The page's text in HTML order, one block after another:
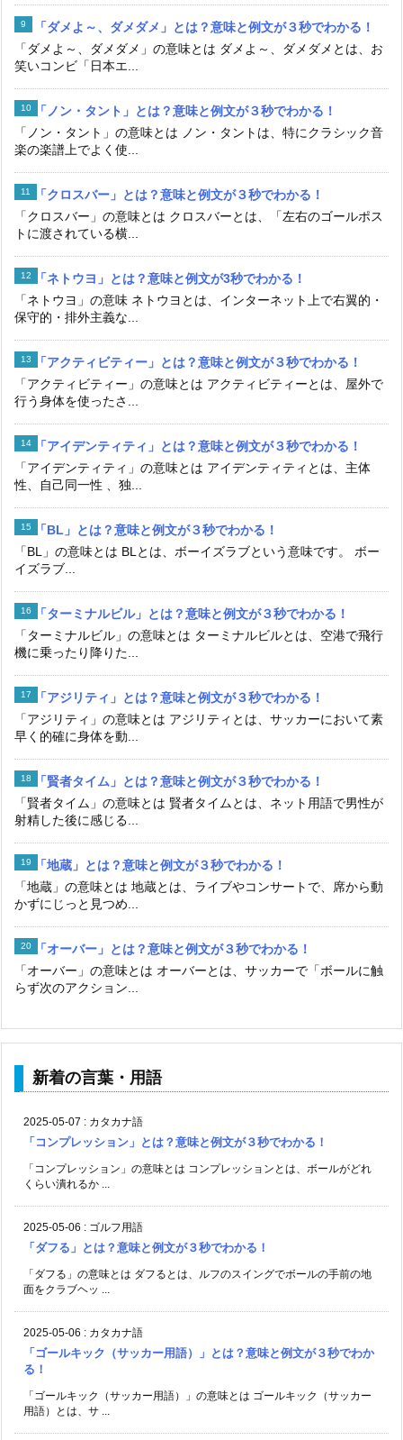
「ダメよ～、ダメダメ」とは？意味と例文が３秒でわかる！
「ダメよ～、ダメダメ」の意味とは ダメよ～、ダメダメとは、お
笑いコンビ「日本エ...
「ノン・タント」とは？意味と例文が３秒でわかる！
「ノン・タント」の意味とは ノン・タントは、特にクラシック音
楽の楽譜上でよく使...
「クロスバー」とは？意味と例文が３秒でわかる！
「クロスバー」の意味とは クロスバーとは、「左右のゴールポス
トに渡されている横...
「ネトウヨ」とは？意味と例文が3秒でわかる！
「ネトウヨ」の意味 ネトウヨとは、インターネット上で右翼的・
保守的・排外主義な...
「アクティビティー」とは？意味と例文が３秒でわかる！
「アクティビティー」の意味とは アクティビティーとは、屋外で
行う身体を使ったさ...
「アイデンティティ」とは？意味と例文が３秒でわかる！
「アイデンティティ」の意味とは アイデンティティとは、主体
性、自己同一性 、独...
「BL」とは？意味と例文が３秒でわかる！
「BL」の意味とは BLとは、ボーイズラブという意味です。 ボー
イズラブ...
「ターミナルビル」とは？意味と例文が３秒でわかる！
「ターミナルビル」の意味とは ターミナルビルとは、空港で飛行
機に乗ったり降りた...
「アジリティ」とは？意味と例文が３秒でわかる！
「アジリティ」の意味とは アジリティとは、サッカーにおいて素
早く的確に身体を動...
「賢者タイム」とは？意味と例文が３秒でわかる！
「賢者タイム」の意味とは 賢者タイムとは、ネット用語で男性が
射精した後に感じる...
「地蔵」とは？意味と例文が３秒でわかる！
「地蔵」の意味とは 地蔵とは、ライブやコンサートで、席から動
かずにじっと見つめ...
「オーバー」とは？意味と例文が３秒でわかる！
「オーバー」の意味とは オーバーとは、サッカーで「ボールに触
らず次のアクション...
新着の言葉・用語
2025-05-07 : カタカナ語
「コンプレッション」とは？意味と例文が３秒でわかる！
「コンプレッション」の意味とは コンプレッションとは、ボールがどれ
くらい潰れるか ...
2025-05-06 : ゴルフ用語
「ダフる」とは？意味と例文が３秒でわかる！
「ダフる」の意味とは ダフるとは、ルフのスイングでボールの手前の地
面をクラブヘッ ...
2025-05-06 : カタカナ語
「ゴールキック（サッカー用語）」とは？意味と例文が３秒でわか
る！
「ゴールキック（サッカー用語）」の意味とは ゴールキック（サッカー
用語）とは、サ ...